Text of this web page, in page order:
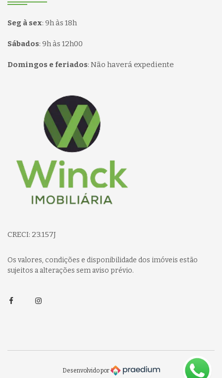
Seg à sex: 9h às 18h
Sábados: 9h às 12h00
Domingos e feriados: Não haverá expediente
Página inicial
CRECI: 23.157J
Os valores, condições e disponibilidade dos imóveis estão
sujeitos a alterações sem aviso prévio.
FacebookInstagram
Desenvolvido por